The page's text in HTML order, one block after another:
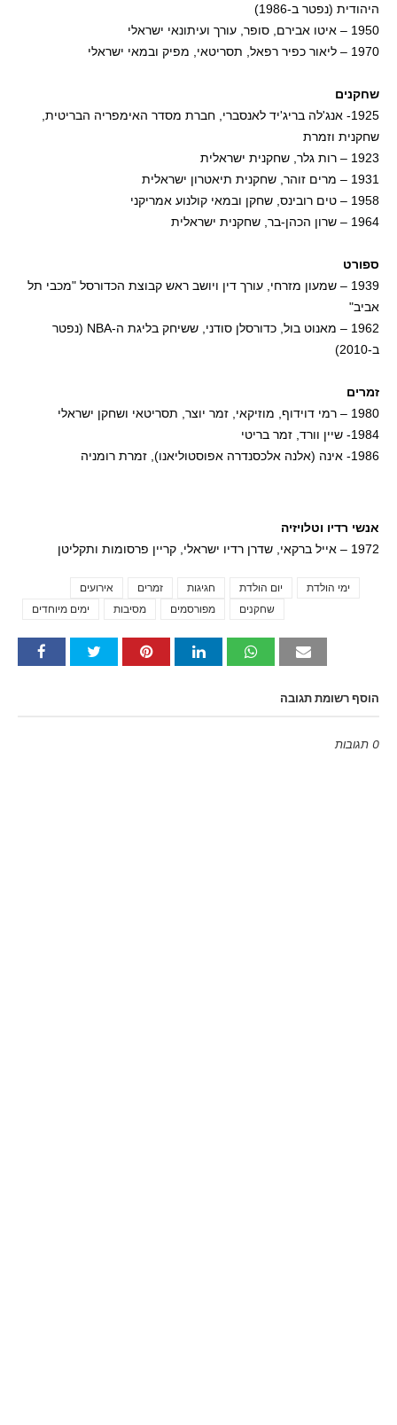
היהודית (נפטר ב-1986)
1950 – איטו אבירם, סופר, עורך ועיתונאי ישראלי
1970 – ליאור כפיר רפאל, תסריטאי, מפיק ובמאי ישראלי
שחקנים
1925- אנג'לה בריג'יד לאנסברי, חברת מסדר האימפריה הבריטית,
שחקנית וזמרת
1923 – רות גלר, שחקנית ישראלית
1931 – מרים זוהר, שחקנית תיאטרון ישראלית
1958 – טים רובינס, שחקן ובמאי קולנוע אמריקני
1964 – שרון הכהן-בר, שחקנית ישראלית
ספורט
1939 – שמעון מזרחי, עורך דין ויושב ראש קבוצת הכדורסל "מכבי תל
אביב"
1962 – מאנוט בול, כדורסלן סודני, ששיחק בליגת ה-NBA (נפטר
ב-2010)
זמרים
1980 – רמי דוידוף, מוזיקאי, זמר יוצר, תסריטאי ושחקן ישראלי
1984- שיין וורד, זמר בריטי
1986- אינה (אלנה אלכסנדרה אפוסטוליאנו), זמרת רומניה
אנשי רדיו וטלויזיה
1972 – אייל ברקאי, שדרן רדיו ישראלי, קריין פרסומות ותקליטן
אירועים זמרים חגיגות יום הולדת
ימי הולדת
ימים מיוחדים
מסיבות מפורסמים שחקנים
הוסף רשומת תגובה
0 תגובות